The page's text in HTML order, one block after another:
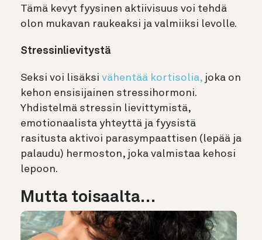
Tämä kevyt fyysinen aktiivisuus voi tehdä
olon mukavan raukeaksi ja valmiiksi levolle.
Stressinlievitystä
Seksi voi lisäksi vähentää kortisolia, joka on
kehon ensisijainen stressihormoni.
Yhdistelmä stressin lievittymistä,
emotionaalista yhteyttä ja fyysistä
rasitusta aktivoi parasympaattisen (lepää ja
palaudu) hermoston, joka valmistaa kehosi
lepoon.
Mutta toisaalta…